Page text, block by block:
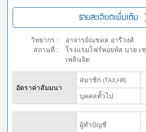
รายละเอียดเพิ่มเติม
วิทยากร :
อาจารย์ณชดล อารีวงศ์
สถานที่ :
โรงแรมโฟร์พอยท์ส บาย เ
เพลินจิต
อัตราค่าสัมมนา
สมาชิก (TAX,HR)
บุคคลทั้่วไป
ผู้ทำบัญชี